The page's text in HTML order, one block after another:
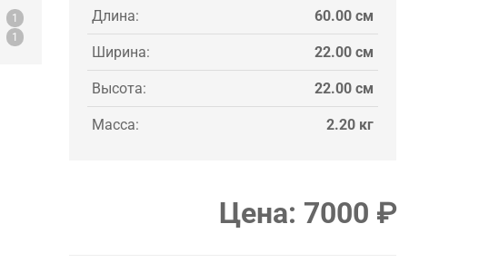
1
1
Длина: 60.00 см
Ширина: 22.00 см
Высота: 22.00 см
Масса: 2.20 кг
Цена: 7000 ₽